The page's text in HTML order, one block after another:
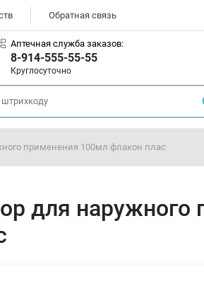
Обратная связь
Аптечная служба заказов:
8-914-555-55-55
Круглосуточно
применения 100мл флакон плас
для наружного